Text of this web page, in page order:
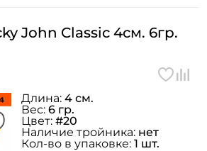
John Classic 4см. 6гр.
Длина: 4 см.
Вес: 6 гр.
Цвет: #20
Наличие тройника: нет
Кол-во в упаковке: 1 шт.